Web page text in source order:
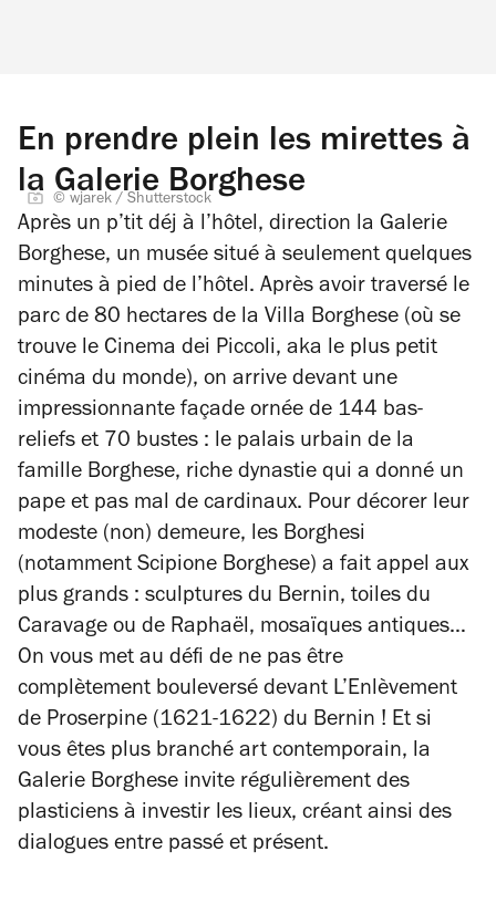
En prendre plein les mirettes à
la Galerie Borghese
© wjarek / Shutterstock
Après un p’tit déj à l’hôtel, direction la Galerie
Borghese, un musée situé à seulement quelques
minutes à pied de l’hôtel. Après avoir traversé le
parc de 80 hectares de la Villa Borghese (où se
trouve le Cinema dei Piccoli, aka le plus petit
cinéma du monde), on arrive devant une
impressionnante façade ornée de 144 bas-
reliefs et 70 bustes : le palais urbain de la
famille Borghese, riche dynastie qui a donné un
pape et pas mal de cardinaux. Pour décorer leur
modeste (non) demeure, les Borghesi
(notamment Scipione Borghese) a fait appel aux
plus grands : sculptures du Bernin, toiles du
Caravage ou de Raphaël, mosaïques antiques…
On vous met au défi de ne pas être
complètement bouleversé devant L’Enlèvement
de Proserpine (1621-1622) du Bernin ! Et si
vous êtes plus branché art contemporain, la
Galerie Borghese invite régulièrement des
plasticiens à investir les lieux, créant ainsi des
dialogues entre passé et présent.